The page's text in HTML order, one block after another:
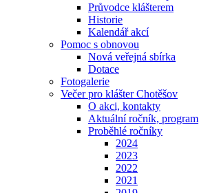
Průvodce klášterem
Historie
Kalendář akcí
Pomoc s obnovou
Nová veřejná sbírka
Dotace
Fotogalerie
Večer pro klášter Chotěšov
O akci, kontakty
Aktuální ročník, program
Proběhlé ročníky
2024
2023
2022
2021